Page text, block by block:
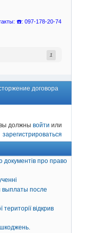
☎️: 097-178-20-74
1
договора
должны войти или
зарегистрироваться
про право
выплаты после
відкрив